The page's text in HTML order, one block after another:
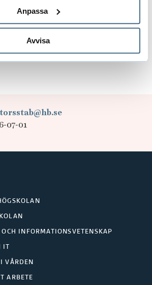
Anpassa
Avvisa
beslutsgruppens sekreterare
i det fall ni önskar ta del av
07-01
INFORMATIONSVETENSKAP
IT
VÅRDEN
ARBETE